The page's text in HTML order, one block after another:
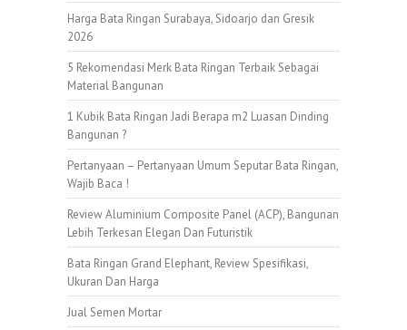
Harga Bata Ringan Surabaya, Sidoarjo dan Gresik
2026
5 Rekomendasi Merk Bata Ringan Terbaik Sebagai
Material Bangunan
1 Kubik Bata Ringan Jadi Berapa m2 Luasan Dinding
Bangunan ?
Pertanyaan – Pertanyaan Umum Seputar Bata Ringan,
Wajib Baca !
Review Aluminium Composite Panel (ACP), Bangunan
Lebih Terkesan Elegan Dan Futuristik
Bata Ringan Grand Elephant, Review Spesifikasi,
Ukuran Dan Harga
Jual Semen Mortar